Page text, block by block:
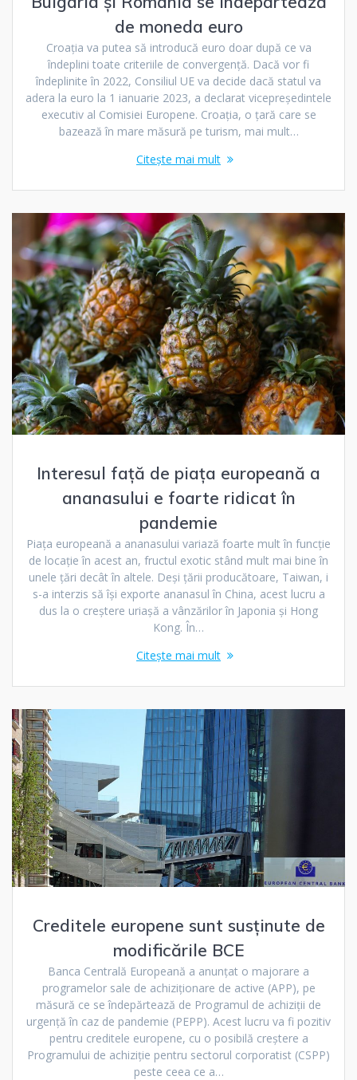
de moneda euro
Croația va putea să introducă euro doar după ce va
îndeplini toate criteriile de convergență. Dacă vor fi
îndeplinite în 2022, Consiliul UE va decide dacă statul va
adera la euro la 1 ianuarie 2023, a declarat vicepreședintele
executiv al Comisiei Europene. Croația, o țară care se
bazează în mare măsură pe turism, mai mult…
Citește mai mult
Interesul față de piața europeană a
ananasului e foarte ridicat în
pandemie
Piața europeană a ananasului variază foarte mult în funcție
de locație în acest an, fructul exotic stând mult mai bine în
unele țări decât în altele. Deși țării producătoare, Taiwan, i
s-a interzis să își exporte ananasul în China, acest lucru a
dus la o creștere uriașă a vânzărilor în Japonia și Hong
Kong. În…
Citește mai mult
Creditele europene sunt susținute de
modificările BCE
Banca Centrală Europeană a anunțat o majorare a
programelor sale de achiziționare de active (APP), pe
măsură ce se îndepărtează de Programul de achiziții de
urgență în caz de pandemie (PEPP). Acest lucru va fi pozitiv
pentru creditele europene, cu o posibilă creștere a
Programului de achiziție pentru sectorul corporatist (CSPP)
peste ceea ce a…